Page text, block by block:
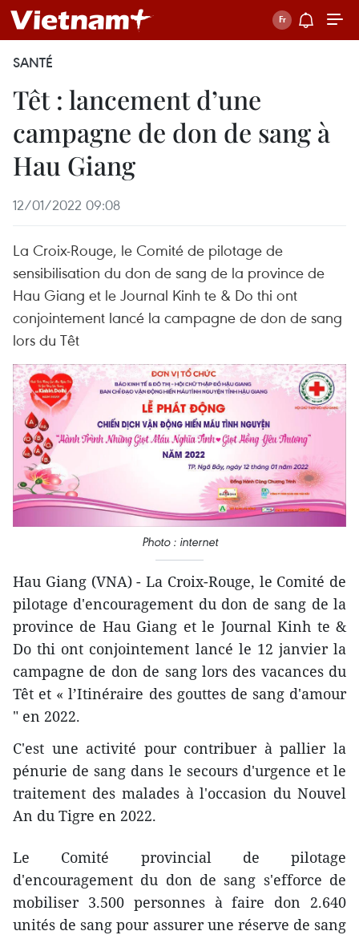
SANTÉ
Têt : lancement d’une
campagne de don de sang à
Hau Giang
12/01/2022 09:08
La Croix-Rouge, le Comité de pilotage de
sensibilisation du don de sang de la province de
Hau Giang et le Journal Kinh te & Do thi ont
conjointement lancé la campagne de don de sang
lors du Têt
Photo : internet
Hau Giang (VNA) - La Croix-Rouge, le Comité de
pilotage d'encouragement du don de sang de la
province de Hau Giang et le Journal Kinh te &
Do thi ont conjointement lancé le 12 janvier la
campagne de don de sang lors des vacances du
Têt et « l’Itinéraire des gouttes de sang d'amour
" en 2022.
C'est une activité pour contribuer à pallier la
pénurie de sang dans le secours d'urgence et le
traitement des malades à l'occasion du Nouvel
An du Tigre en 2022.
Le Comité provincial de pilotage
d'encouragement du don de sang s'efforce de
mobiliser 3.500 personnes à faire don 2.640
unités de sang pour assurer une réserve de sang